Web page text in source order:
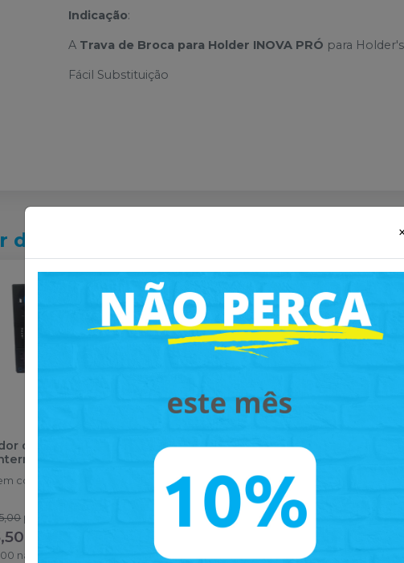
Indicação:
A Trava de Broca para Holder INOVA PRÓ para
Fácil Substituição
de Resinas 3D
com 1 unidade.
por
nas demais
Kit Trava de Broca para
Holder Amann
INOVAPRÓ
Embalagem com 3 peças de
trava para bloco.
R$ 229,50 no
Pix
condições
R$
R$
R$
×